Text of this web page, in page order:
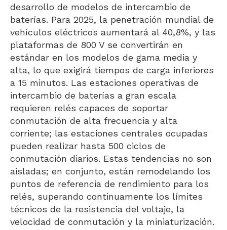
desarrollo de modelos de intercambio de
baterías. Para 2025, la penetración mundial de
vehículos eléctricos aumentará al 40,8%, y las
plataformas de 800 V se convertirán en
estándar en los modelos de gama media y
alta, lo que exigirá tiempos de carga inferiores
a 15 minutos. Las estaciones operativas de
intercambio de baterías a gran escala
requieren relés capaces de soportar
conmutación de alta frecuencia y alta
corriente; las estaciones centrales ocupadas
pueden realizar hasta 500 ciclos de
conmutación diarios. Estas tendencias no son
aisladas; en conjunto, están remodelando los
puntos de referencia de rendimiento para los
relés, superando continuamente los límites
técnicos de la resistencia del voltaje, la
velocidad de conmutación y la miniaturización.